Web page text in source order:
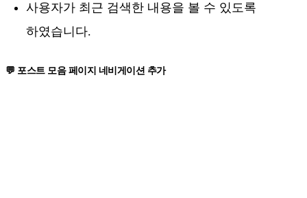
사용자가 최근 검색한 내용을 볼 수 있도록
하였습니다.
💬 포스트 모음 페이지 네비게이션 추가